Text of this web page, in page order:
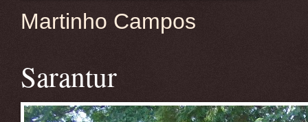
Martinho Campos
Sarantur